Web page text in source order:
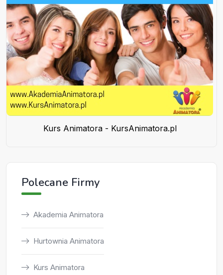
Kurs Animatora - KursAnimatora.pl
Polecane Firmy
Akademia Animatora
Hurtownia Animatora
Kurs Animatora